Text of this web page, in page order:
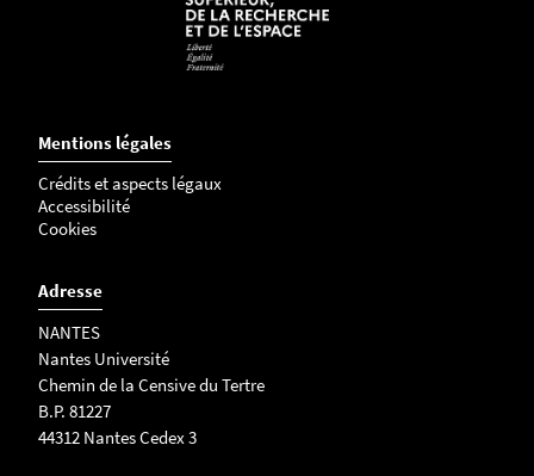
Mentions légales
Crédits et aspects légaux
Accessibilité
Cookies
Adresse
NANTES
Nantes Université
Chemin de la Censive du Tertre
B.P. 81227
44312 Nantes Cedex 3